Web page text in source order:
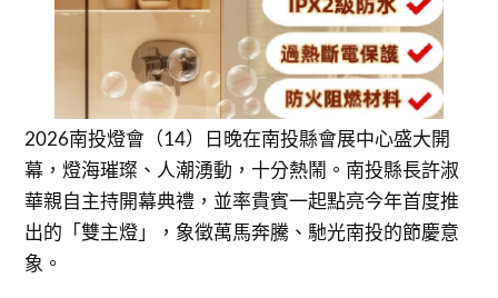
2026南投燈會（14）日晚在南投縣會展中心盛大開
幕，燈海璀璨、人潮湧動，十分熱鬧。南投縣長許淑
華親自主持開幕典禮，並率貴賓一起點亮今年首度推
出的「雙主燈」，象徵萬馬奔騰、馳光南投的節慶意
象。